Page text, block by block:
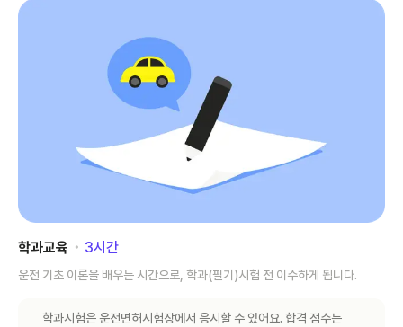
학과교육 ･ 3시간
운전 기초 이론을 배우는 시간으로, 학과(필기)시험 전 이수하게 됩니다.
학과시험은 운전면허시험장에서 응시할 수 있어요. 합격 점수는